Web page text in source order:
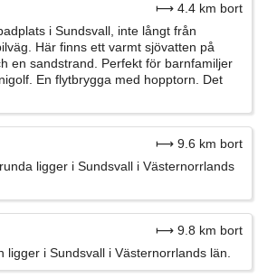
⟼ 4.4 km bort
i Sundsvall, inte långt från
Här finns ett varmt sjövatten på
en sandstrand. Perfekt för barnfamiljer
En flytbrygga med hopptorn. Det
⟼ 9.6 km bort
ligger i Sundsvall i Västernorrlands
⟼ 9.8 km bort
ligger i Sundsvall i Västernorrlands län.